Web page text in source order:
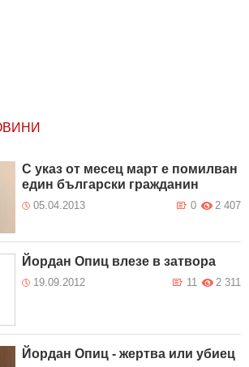
С указ от месец март е помилван
един български гражданин
05.04.2013 2 407
0
Йордан Опиц влезе в затвора
19.09.2012 2 311
11
Йордан Опиц - жертва или убиец